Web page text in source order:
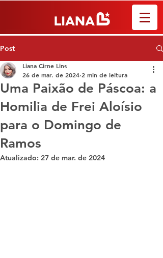
Post
Uma Paixão de Páscoa: a
Homilia de Frei Aloísio
para o Domingo de
Ramos
Liana Cirne Lins
26 de mar. de 2024 2 min de leitura
Atualizado: 27 de mar. de 2024